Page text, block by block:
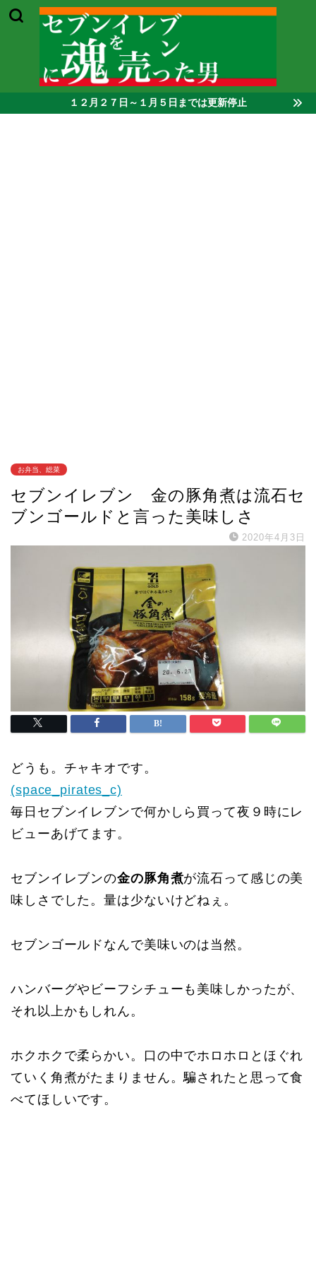
１２月２７日～１月５日までは更新停止
お弁当、総菜
セブンイレブン 金の豚角煮は流石セ
ブンゴールドと言った美味しさ
2020年4月3日
どうも。チャキオです。
(space_pirates_c)
毎日セブンイレブンで何かしら買って夜９時にレ
ビューあげてます。
セブンイレブンの金の豚角煮が流石って感じの美
味しさでした。量は少ないけどねぇ。
セブンゴールドなんで美味いのは当然。
ハンバーグやビーフシチューも美味しかったが、
それ以上かもしれん。
ホクホクで柔らかい。口の中でホロホロとほぐれ
ていく角煮がたまりません。騙されたと思って食
べてほしいです。